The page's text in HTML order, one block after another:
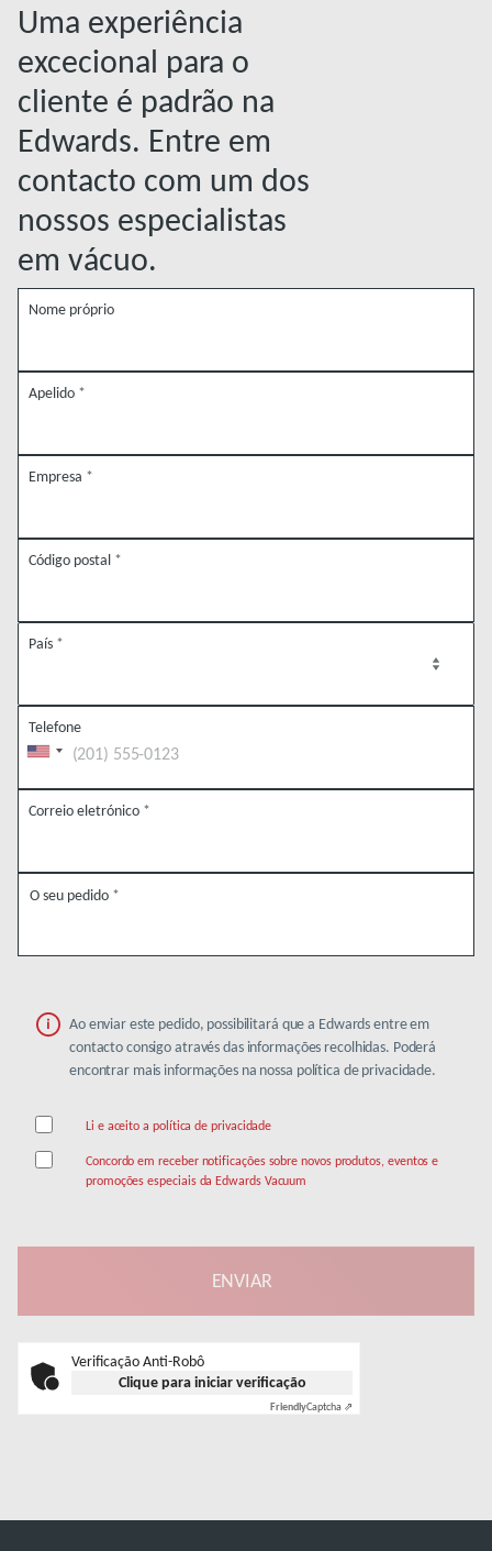
Uma experiência
excecional para o
cliente é padrão na
Edwards. Entre em
contacto com um dos
nossos especialistas
em vácuo.
Nome próprio
Apelido *
Empresa *
Código postal *
País *
Telefone
Correio eletrónico *
O seu pedido *
Ao enviar este pedido, possibilitará que a Edwards entre em
contacto consigo através das informações recolhidas. Poderá
encontrar mais informações na nossa política de privacidade.
Li e aceito a política de privacidade
Concordo em receber notificações sobre novos produtos, eventos e
promoções especiais da Edwards Vacuum
Verificação Anti-Robô
Clique para iniciar verificação
FriendlyCaptcha ⇗